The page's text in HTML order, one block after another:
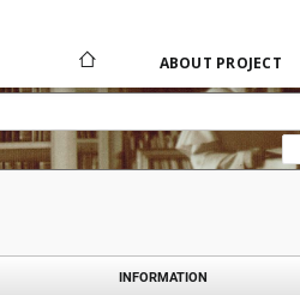
ABOUT PROJECT
INFORMATION